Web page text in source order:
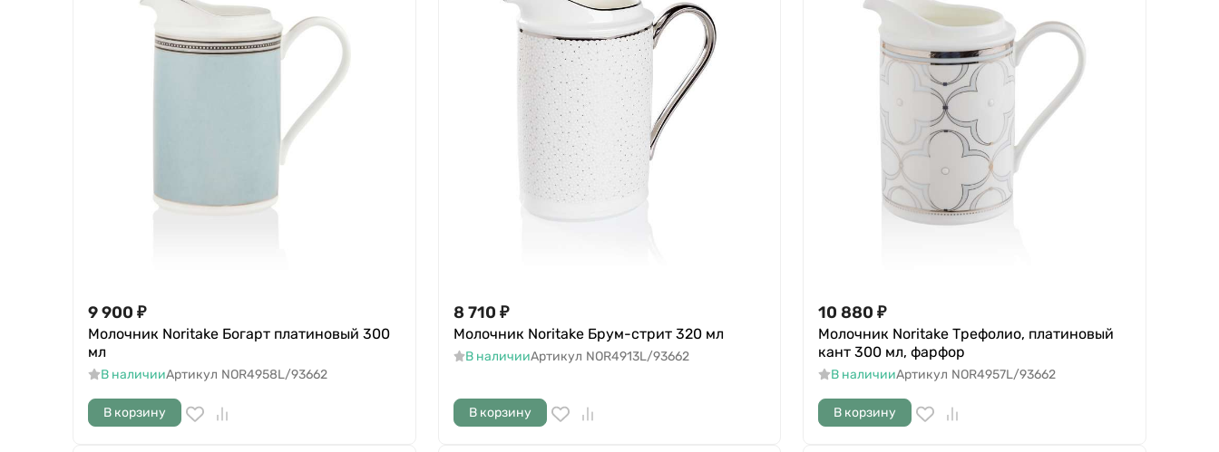
9 900 ₽
Молочник Noritake Богарт платиновый 300
мл
В наличииАртикул NOR4958L/93662
В корзину
8 710 ₽
Молочник Noritake Брум-стрит 320 мл
В наличииАртикул NOR4913L/93662
В корзину
10 880 ₽
Молочник Noritake Трефолио, платиновый
кант 300 мл, фарфор
В наличииАртикул NOR4957L/93662
В корзину